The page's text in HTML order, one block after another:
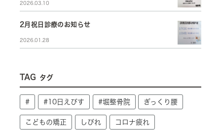
2026.03.10
2月祝日診療のお知らせ
2026.01.28
TAG タグ
# #10日えびす #堀整骨院 ぎっくり腰
こどもの矯正 しびれ コロナ疲れ